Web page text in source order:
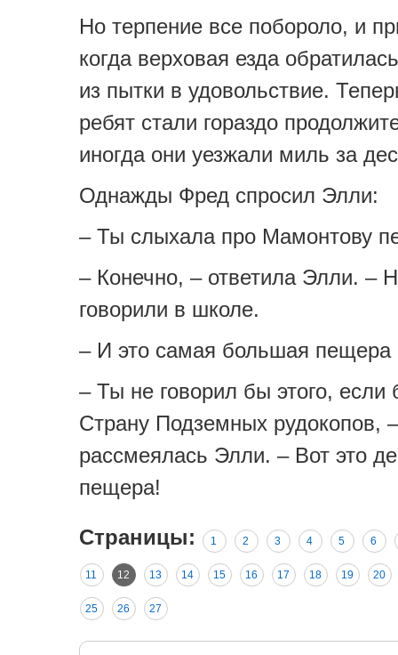
Но терпение все побороло, и
когда верховая езда
из пытки в удовольствие.
ребят стали гораздо
иногда они уезжали миль за
Однажды Фред спросил Элли:
– Ты слыхала про Мамонтову
– Конечно, – ответила Элли. –
говорили в школе.
– И это самая большая пещера
– Ты не говорил бы этого, если
Страну Подземных рудокопов, –
рассмеялась Элли. – Вот это
пещера!
Страницы: 1 2 3 4 5 6
11 12 13 14 15 16 17 18 19 20
25 26 27